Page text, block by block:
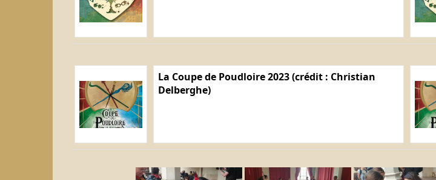
La Coupe de Poudloire 2023 (crédit : Christian
Delberghe)